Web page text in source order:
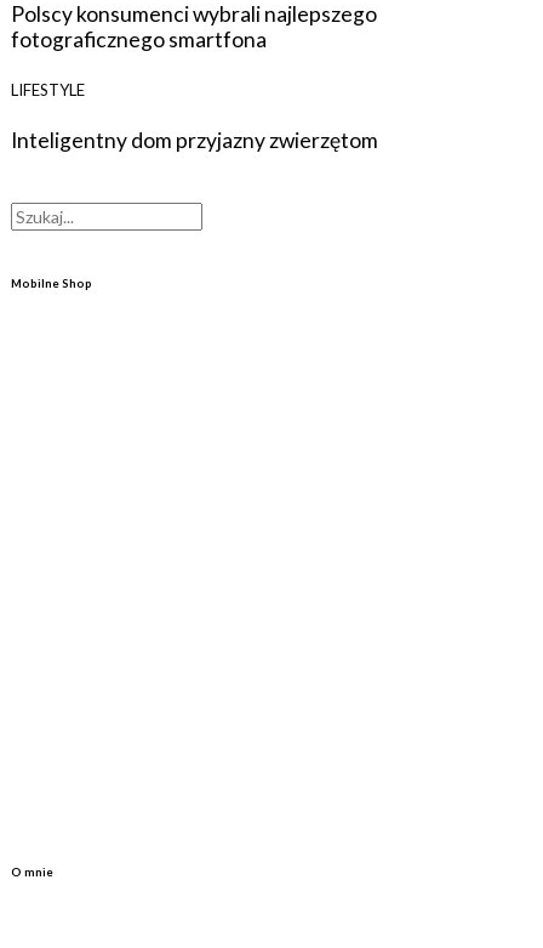
Polscy konsumenci wybrali najlepszego
fotograficznego smartfona
LIFESTYLE
Inteligentny dom przyjazny zwierzętom
Mobilne Shop
O mnie